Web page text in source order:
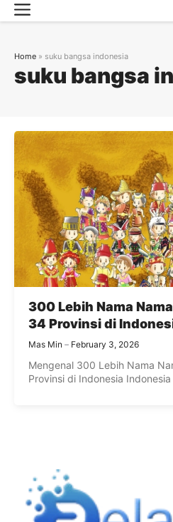
Skip
to
Menu
suku bangsa
Home » suku bangsa indonesia
300 Lebih Nama
34 Provinsi di
Mas Min February 3, 2026
Mengenal 300 Lebih Nama
Provinsi di Indonesia